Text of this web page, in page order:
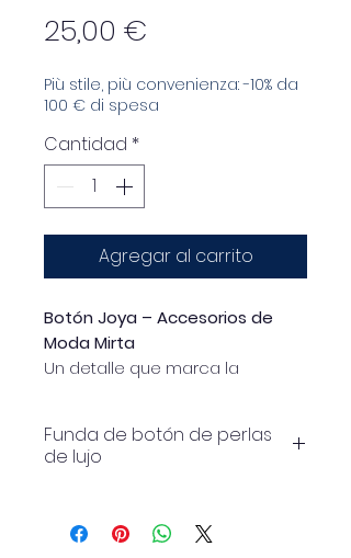
25,00 €
Più stile, più convenienza: -10% da
100 € di spesa
Cantidad *
Agregar al carrito
Botón Joya – Accesorios de
Moda Mirta
Un detalle que marca la
Este botón joya, adornado con
perlas brillantes y un sofisticado
toque de estilo sofisticado a
cualquier prenda.
Funda de botón de perlas
de lujo
la prenda.
✨ Efecto joya instantáneo –